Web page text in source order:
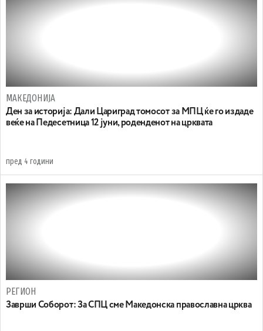
МАКЕДОНИЈА
Ден за историја: Дали Цариград томосот за МПЦ ќе го издаде
веќе на Педесетница 12 јуни, роденденот на црквата
пред 4 години
РЕГИОН
Заврши Соборот: За СПЦ сме Македонска православна црква